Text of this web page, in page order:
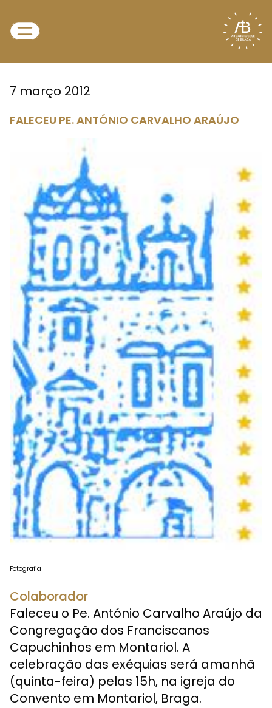
7 março 2012
FALECEU PE. ANTÓNIO CARVALHO ARAÚJO
Fotografia
Colaborador
Faleceu o Pe. António Carvalho Araújo da
Congregação dos Franciscanos
Capuchinhos em Montariol. A
celebração das exéquias será amanhã
(quinta-feira) pelas 15h, na igreja do
Convento em Montariol, Braga.